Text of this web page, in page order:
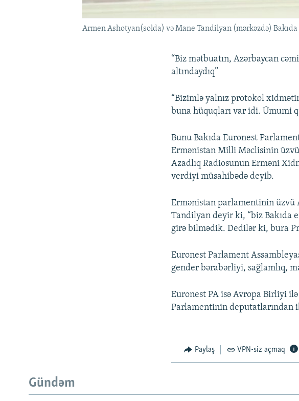
Armen Ashotyan(solda) və Mane Tandilyan (mərkəzdə)
“Biz mətbuatın, Azərbaycan
altındaydıq”
“Bizimlə yalnız protokol
buna hüquqları var idi. Ümumi
Bunu Bakıda Euronest
Ermənistan Milli Məclisinin
Azadlıq Radiosunun Erməni
verdiyi müsahibədə deyib.
Ermənistan parlamentinin üzvü
Tandilyan deyir ki, “biz Bakıda
girə bilmədik. Dedilər ki, bura
Euronest Parlament
gender bərabərliyi, sağlamlıq,
Euronest PA isə Avropa Birliyi
Parlamentinin deputatlarından
Paylaş VPN-siz açmaq
Gündəm